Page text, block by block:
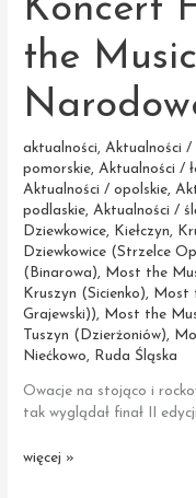
Koncert
the
aktualności,Aktualności /
pomorskie,Aktualności /
Aktualności / opolskie,
podlaskie,Aktualności /
Dziewkowice, Kiełczyn,
Dziewkowice (Strzelce
(Binarowa), Most the
Kruszyn (Sicienko),
Most
Grajewski)), Most the
Tuszyn (Dzierżoniów),
Niećkowo, Ruda Śląska
Owacje na stojąco i
tak wyglądał finał II
Koncert
więcej »